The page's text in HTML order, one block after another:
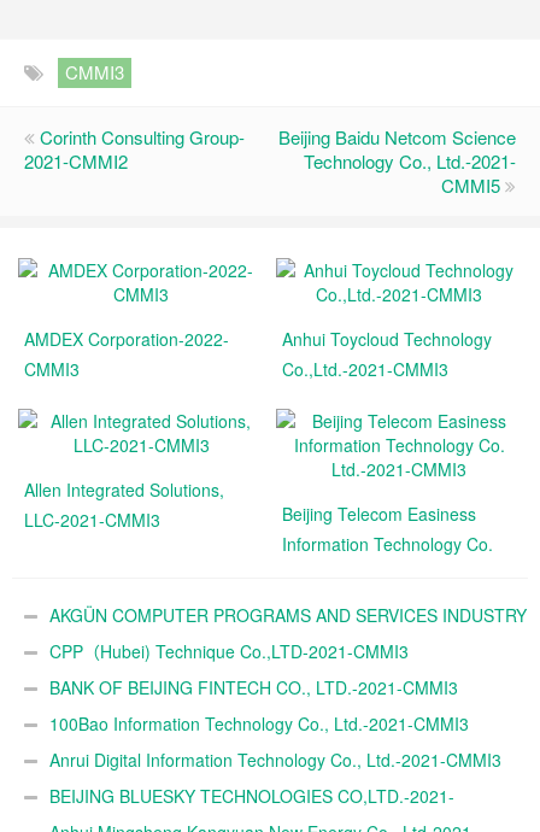
CMMI3
Corinth Consulting Group-
2021-CMMI2
Beijing Baidu Netcom Science
Technology Co., Ltd.-2021-
CMMI5
AMDEX Corporation-2022-
CMMI3
Anhui Toycloud Technology
Co.,Ltd.-2021-CMMI3
Allen Integrated Solutions,
LLC-2021-CMMI3
Beijing Telecom Easiness
Information Technology Co.
AKGÜN COMPUTER PROGRAMS AND SERVICES INDUSTRY
TRADE A.Ş.-2021-CMMI3
CPP（Hubei) Technique Co.,LTD-2021-CMMI3
BANK OF BEIJING FINTECH CO., LTD.-2021-CMMI3
100Bao Information Technology Co., Ltd.-2021-CMMI3
Anrui Digital Information Technology Co., Ltd.-2021-CMMI3
BEIJING BLUESKY TECHNOLOGIES CO,LTD.-2021-